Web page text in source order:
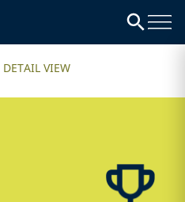
DETAIL VIEW